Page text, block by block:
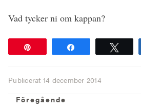
Vad tycker ni om kappan?
Publicerat 14 december 2014
Föregående
Föregående